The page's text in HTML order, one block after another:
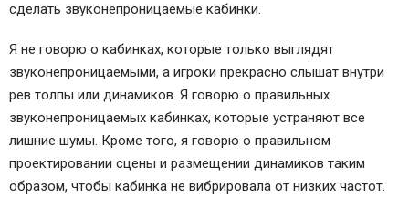
сделать звуконепроницаемые кабинки.
Я не говорю о кабинках, которые только выглядят
звуконепроницаемыми, а игроки прекрасно слышат внутри
рев толпы или динамиков. Я говорю о правильных
звуконепроницаемых кабинках, которые устраняют все
лишние шумы. Кроме того, я говорю о правильном
проектировании сцены и размещении динамиков таким
образом, чтобы кабинка не вибрировала от низких частот.